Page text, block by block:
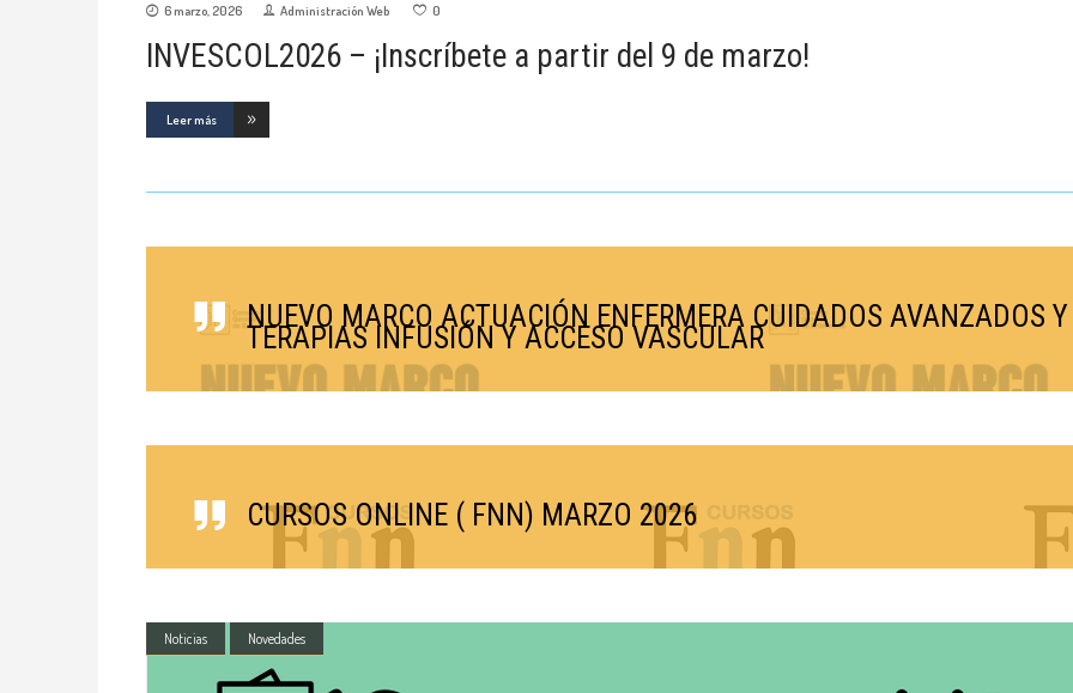
6 marzo, 2026 Administración Web 0
INVESCOL2026 – ¡Inscríbete a partir del 9 de marzo!
Leer más
NUEVO MARCO ACTUACIÓN ENFERMERA CUIDADOS AVANZADOS
TERAPIAS INFUSIÓN Y ACCESO VASCULAR
CURSOS ONLINE ( FNN) MARZO 2026
Noticias Novedades